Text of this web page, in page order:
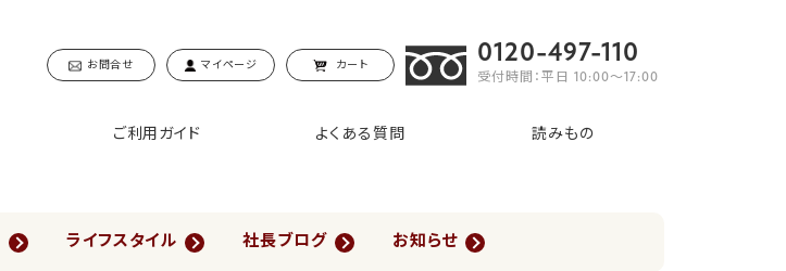
お問合せ マイページ カート 0120-497-110
受付時間：平日 10:00〜17:00
ご利用ガイド よくある質問 読みもの
ライフスタイル 社長ブログ お知らせ